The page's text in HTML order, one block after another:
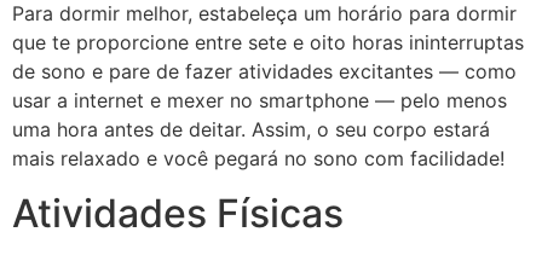
Para dormir melhor, estabeleça um horário para dormir
que te proporcione entre sete e oito horas ininterruptas
de sono e pare de fazer atividades excitantes — como
usar a internet e mexer no smartphone — pelo menos
uma hora antes de deitar. Assim, o seu corpo estará
mais relaxado e você pegará no sono com facilidade!
Atividades Físicas